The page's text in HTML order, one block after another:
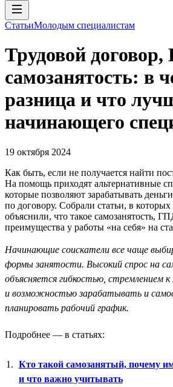
СтатьиМолодым специалистам
Трудовой
самозанятость: в
разница и что
начинающего
19 октября 2024
Как быть, если не получается найти
На помощь приходят альтернативные
которые позволяют зарабатывать
по договору. Собрали статьи, в
объяснили, что такое самозанятость,
преимущества у работы «на себя» на
Начинающие соискатели все чаще
формы занятости. Высокий спрос на
объясняется гибкостью, стремлением к
и возможностью зарабатывать и
планировать рабочий график.
Подробнее — в статьях:
Кто такой самозанятый, почему
и что важно учитывать